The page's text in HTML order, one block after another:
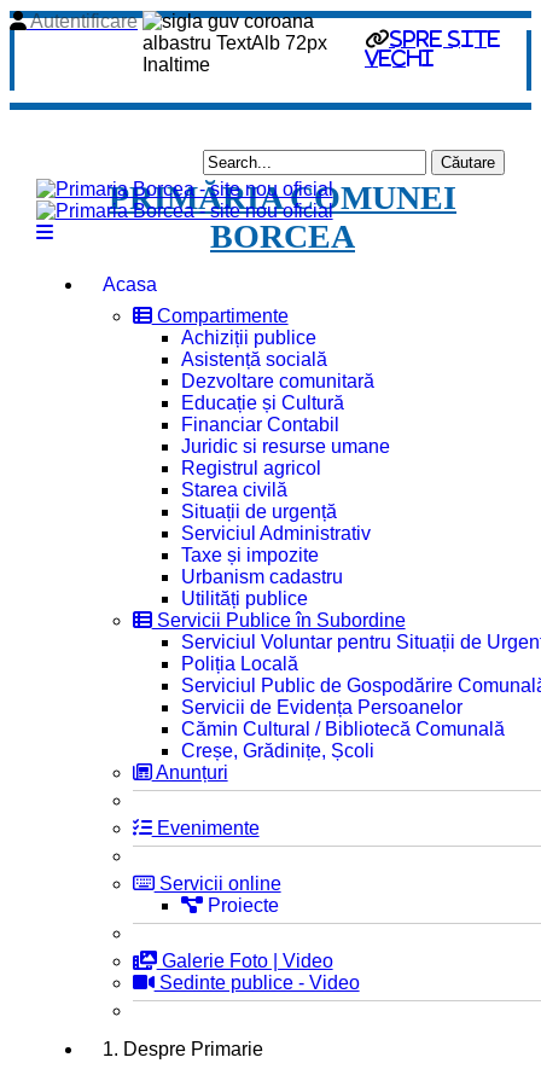
spre site
vechi
Autentificare
PRIMĂRIA COMUNEI
BORCEA
Acasa
Compartimente
Achiziții publice
Asistență socială
Dezvoltare comunitară
Educație și Cultură
Financiar Contabil
Juridic si resurse umane
Registrul agricol
Starea civilă
Situații de urgență
Serviciul Administrativ
Taxe și impozite
Urbanism cadastru
Utilități publice
Servicii Publice în Subordine
Serviciul Voluntar pentru Situații de
Poliția Locală
Serviciul Public de Gospodărire
Servicii de Evidența Persoanelor
Cămin Cultural / Bibliotecă Comunală
Creșe, Grădinițe, Școli
Anunțuri
Evenimente
Servicii online
Proiecte
Galerie Foto | Video
Sedinte publice - Video
1. Despre Primarie